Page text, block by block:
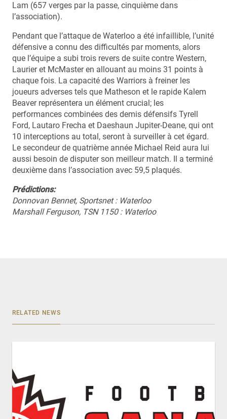
Lam (657 verges par la passe, cinquième dans
l’association).
Pendant que l’attaque de Waterloo a été infaillible, l’unité
défensive a connu des difficultés par moments, alors
que l’équipe a subi trois revers de suite contre Western,
Laurier et McMaster en allouant au moins 31 points à
chaque fois. La capacité des Warriors à freiner les
joueurs adverses tels que Matheson et le rapide Kalem
Beaver représentera un élément crucial; les
performances combinées des demis défensifs Tyrell
Ford, Lautaro Frecha et Daeshaun Jupiter-Deane, qui ont
10 interceptions au total, seront à surveiller à cet égard.
Le secondeur de quatrième année Michael Reid aura lui
aussi besoin de disputer son meilleur match. Il a terminé
deuxième dans l’association avec 59,5 plaqués.
Prédictions:
Donnovan Bennet, Sportsnet : Waterloo
Marshall Ferguson, TSN 1150 : Waterloo
RELATED NEWS